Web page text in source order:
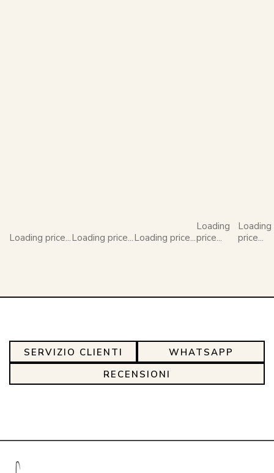
Loading price...Loading price...Loading price...
Loading
price...
Loading
price...
SERVIZIO CLIENTI
WHATSAPP
RECENSIONI